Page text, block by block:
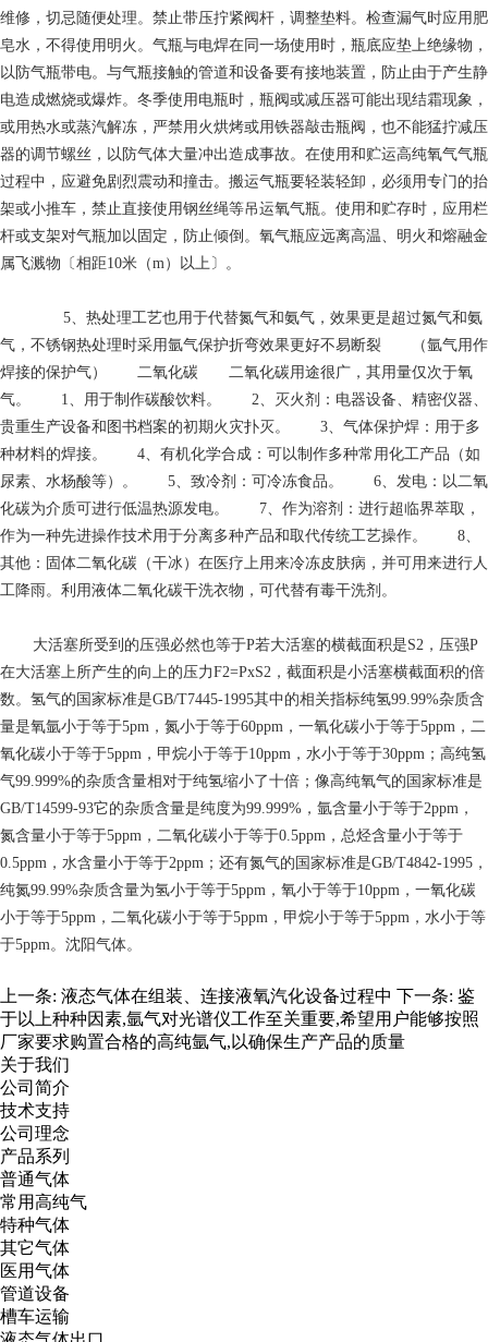
维修，切忌随便处理。禁止带压拧紧阀杆，调整垫料。检查漏气时应用肥
皂水，不得使用明火。气瓶与电焊在同一场使用时，瓶底应垫上绝缘物，
以防气瓶带电。与气瓶接触的管道和设备要有接地装置，防止由于产生静
电造成燃烧或爆炸。冬季使用电瓶时，瓶阀或减压器可能出现结霜现象，
或用热水或蒸汽解冻，严禁用火烘烤或用铁器敲击瓶阀，也不能猛拧减压
器的调节螺丝，以防气体大量冲出造成事故。在使用和贮运高纯氧气气瓶
过程中，应避免剧烈震动和撞击。搬运气瓶要轻装轻卸，必须用专门的抬
架或小推车，禁止直接使用钢丝绳等吊运氧气瓶。使用和贮存时，应用栏
杆或支架对气瓶加以固定，防止倾倒。氧气瓶应远离高温、明火和熔融金
属飞溅物〔相距10米（m）以上〕。
5、热处理工艺也用于代替氮气和氨气，效果更是超过氮气和氨
气，不锈钢热处理时采用氩气保护折弯效果更好不易断裂 （氩气用作
焊接的保护气） 二氧化碳 二氧化碳用途很广，其用量仅次于氧
气。 1、用于制作碳酸饮料。 2、灭火剂：电器设备、精密仪器、
贵重生产设备和图书档案的初期火灾扑灭。 3、气体保护焊：用于多
种材料的焊接。 4、有机化学合成：可以制作多种常用化工产品（如
尿素、水杨酸等）。 5、致冷剂：可冷冻食品。 6、发电：以二氧
化碳为介质可进行低温热源发电。 7、作为溶剂：进行超临界萃取，
作为一种先进操作技术用于分离多种产品和取代传统工艺操作。 8、
其他：固体二氧化碳（干冰）在医疗上用来冷冻皮肤病，并可用来进行人
工降雨。利用液体二氧化碳干洗衣物，可代替有毒干洗剂。
大活塞所受到的压强必然也等于P若大活塞的横截面积是S2，压强P
在大活塞上所产生的向上的压力F2=PxS2，截面积是小活塞横截面积的倍
数。氢气的国家标准是GB/T7445-1995其中的相关指标纯氢99.99%杂质含
量是氧氩小于等于5pm，氮小于等于60ppm，一氧化碳小于等于5ppm，二
氧化碳小于等于5ppm，甲烷小于等于10ppm，水小于等于30ppm；高纯氢
气99.999%的杂质含量相对于纯氢缩小了十倍；像高纯氧气的国家标准是
GB/T14599-93它的杂质含量是纯度为99.999%，氩含量小于等于2ppm，
氮含量小于等于5ppm，二氧化碳小于等于0.5ppm，总烃含量小于等于
0.5ppm，水含量小于等于2ppm；还有氮气的国家标准是GB/T4842-1995，
纯氮99.99%杂质含量为氢小于等于5ppm，氧小于等于10ppm，一氧化碳
小于等于5ppm，二氧化碳小于等于5ppm，甲烷小于等于5ppm，水小于等
于5ppm。沈阳气体。
上一条: 液态气体在组装、连接液氧汽化设备过程中 下一条: 鉴
于以上种种因素,氩气对光谱仪工作至关重要,希望用户能够按照
厂家要求购置合格的高纯氩气,以确保生产产品的质量
关于我们
公司简介
技术支持
公司理念
产品系列
普通气体
常用高纯气
特种气体
其它气体
医用气体
管道设备
槽车运输